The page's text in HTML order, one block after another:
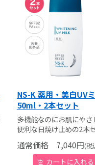
NS-K 薬用・美白UV
50ml・2本セット
多機能なのにお肌にやさ
便利な日焼け止めの2本
通常価格7,040円(税